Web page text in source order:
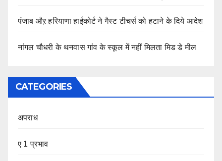
पंजाब औऱ हरियाणा हाईकोर्ट ने गैस्ट टीचर्स को हटाने के दिये आदेश
नांगल चौधरी के थनवास गांव के स्कूल में नहीं मिलता मिड डे मील
CATEGORIES
अपराध
ए 1 प्रभाव